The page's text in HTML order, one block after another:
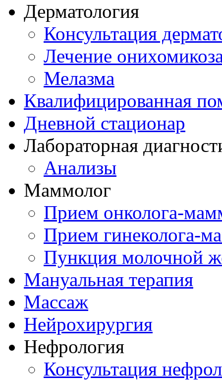
Дерматология
Консультация
Лечение
Мелазма
Квалифицированная
Дневной стационар
Лабораторная
Анализы
Маммолог
Прием онколога-
Прием гинеколога-
Пункция молочной
Мануальная терапия
Массаж
Нейрохирургия
Нефрология
Консультация